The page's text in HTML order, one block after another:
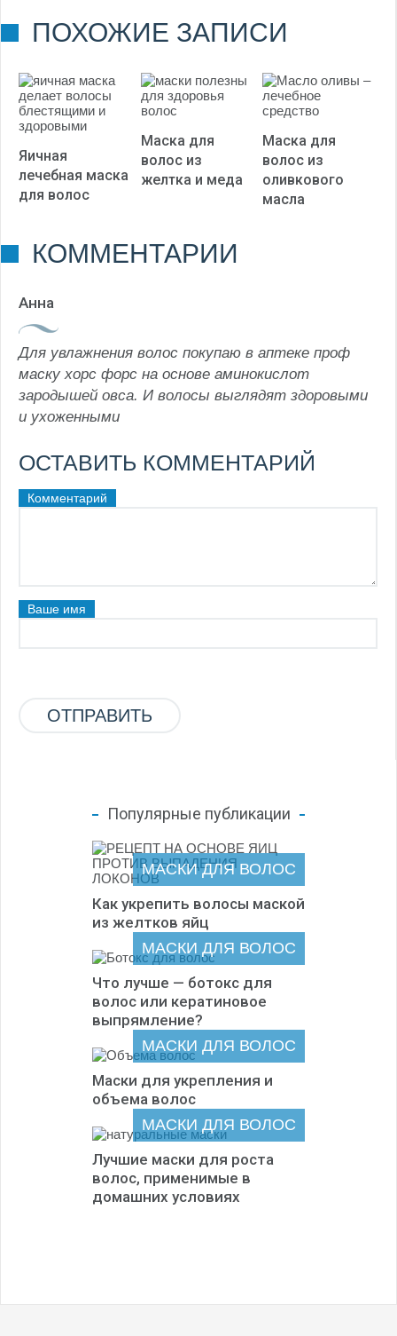
ПОХОЖИЕ ЗАПИСИ
Яичная
лечебная маска
для волос
Маска для
волос из
желтка и меда
Маска для
волос из
оливкового
масла
КОММЕНТАРИИ
Анна
Для увлажнения волос покупаю в аптеке проф
маску хорс форс на основе аминокислот
зародышей овса. И волосы выглядят здоровыми
и ухоженными
ОСТАВИТЬ КОММЕНТАРИЙ
Комментарий
Ваше имя
Популярные публикации
МАСКИ ДЛЯ ВОЛОС
Как укрепить волосы маской
из желтков яйц
МАСКИ ДЛЯ ВОЛОС
Что лучше — ботокс для
волос или кератиновое
выпрямление?
МАСКИ ДЛЯ ВОЛОС
Маски для укрепления и
объема волос
МАСКИ ДЛЯ ВОЛОС
Лучшие маски для роста
волос, применимые в
домашних условиях